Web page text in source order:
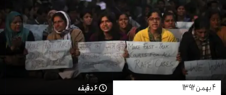
۴ بهمن ۱۳۹۲ ۶ دقیقه